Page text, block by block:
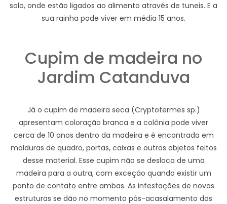
solo, onde estão ligados ao alimento através de tuneis. E a
sua rainha pode viver em média 15 anos.
Cupim de madeira no
Jardim Catanduva
Já o cupim de madeira seca (Cryptotermes sp.)
apresentam coloração branca e a colônia pode viver
cerca de 10 anos dentro da madeira e é encontrada em
molduras de quadro, portas, caixas e outros objetos feitos
desse material. Esse cupim não se desloca de uma
madeira para a outra, com exceção quando existir um
ponto de contato entre ambas. As infestações de novas
estruturas se dão no momento pós-acasalamento dos